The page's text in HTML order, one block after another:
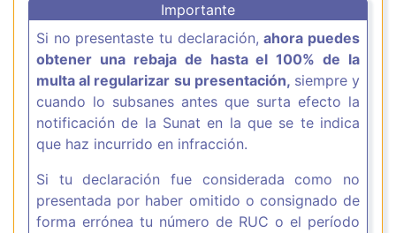
Importante
Si no presentaste tu declaración,ahora puedes
obtener una rebaja de hasta el 100% de la
multa al regularizar su presentación, siempre y
cuando lo subsanes antes que surta efecto la
notificación de la Sunat en la que se te indica
que haz incurrido en infracción.
Si tu declaración fue considerada como no
presentada por haber omitido o consignado de
forma errónea tu número de RUC o el período